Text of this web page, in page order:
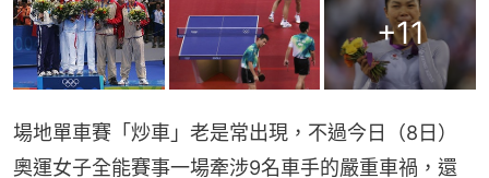
+11
場地單車賽「炒車」老是常出現，不過今日（8日）
奧運女子全能賽事一場牽涉9名車手的嚴重車禍，還